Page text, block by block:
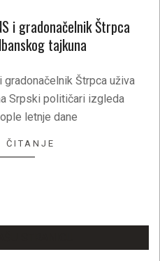
i gradonačelnik Štrpca
tajkuna
gradonačelnik Štrpca uživa
Srpski političari izgleda
letnje dane
ČITANJE